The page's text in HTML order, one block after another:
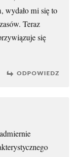
wydało mi się to
Teraz
się
ODPOWIEDZ